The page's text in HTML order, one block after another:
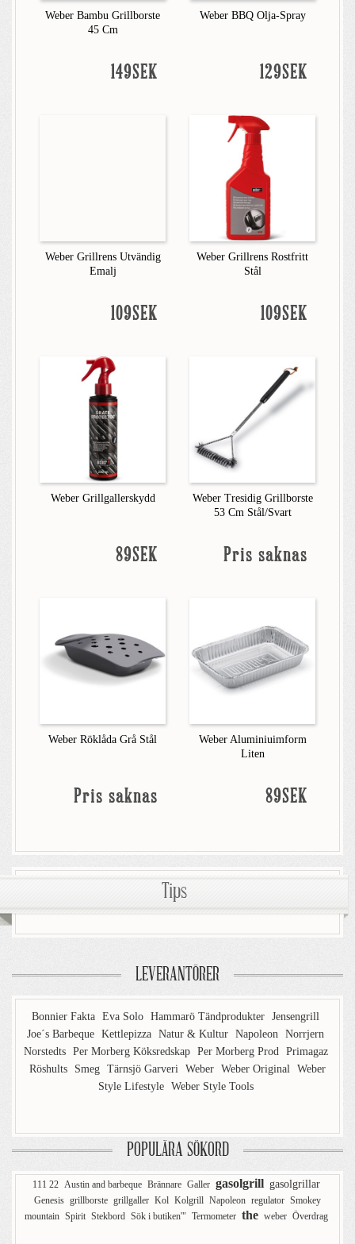
Weber Bambu Grillborste
45 Cm
149SEK
Weber BBQ Olja-Spray
129SEK
Weber Grillrens Utvändig
Emalj
109SEK
Weber Grillrens Rostfritt
Stål
109SEK
Weber Grillgallerskydd
89SEK
Weber Tresidig Grillborste
53 Cm Stål/Svart
Pris saknas
Weber Röklåda Grå Stål
Pris saknas
Weber Aluminiuimform
Liten
89SEK
Tips
LEVERANTÖRER
Bonnier Fakta Eva Solo Hammarö Tändprodukter Jensengrill
Joe´s Barbeque Kettlepizza Natur & Kultur Napoleon Norrjern
Norstedts Per Morberg Köksredskap Per Morberg Prod Primagaz
Röshults
Smeg Tärnsjö Garveri Weber Weber Original Weber
Style Lifestyle Weber Style Tools
POPULÄRA SÖKORD
111 22 Austin and barbeque Brännare Galler gasolgrill gasolgrillar
Genesis grillborste grillgaller Kol Kolgrill Napoleon regulator Smokey
mountain Spirit Stekbord Sök i butiken'" Termometer the weber Överdrag